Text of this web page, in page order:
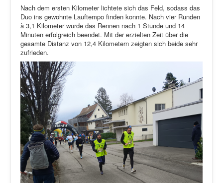
Nach dem ersten Kilometer lichtete sich das Feld, sodass das
Duo ins gewohnte Lauftempo finden konnte. Nach vier Runden
à 3,1 Kilometer wurde das Rennen nach 1 Stunde und 14
Minuten erfolgreich beendet. Mit der erzielten Zeit über die
gesamte Distanz von 12,4 Kilometern zeigten sich beide sehr
zufrieden.